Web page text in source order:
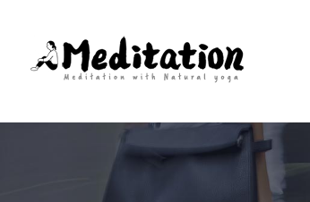
content